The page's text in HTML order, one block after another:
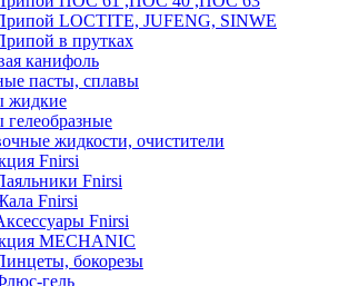
LOCTITE, JUFENG, SINWE
в прутках
канифоль
пасты, сплавы
жидкие
жидкости, очистители
Fnirsi
Fnirsi
Fnirsi
Fnirsi
MECHANIC
бокорезы
гель